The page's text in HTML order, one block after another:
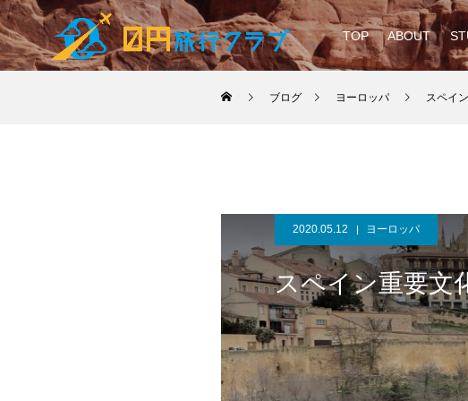
TOP ABOUT
ブログ ヨーロッパ スペイ
2020.05.12 ヨーロッパ
スペイン重要文